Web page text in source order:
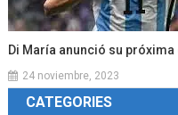
Di María anunció su
24 noviembre, 2023
CATEGORIES